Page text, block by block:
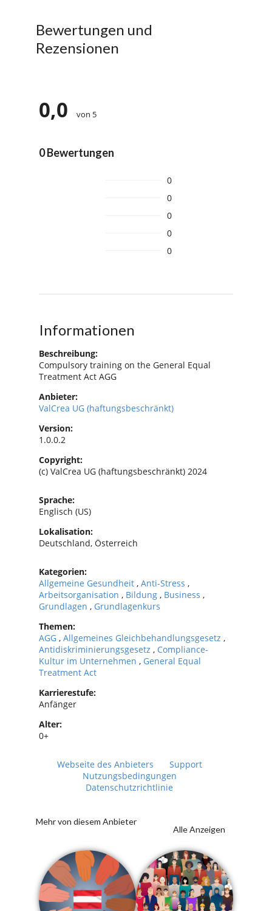
Bewertungen und
Rezensionen
0,0 von 5
0 Bewertungen
0
0
0
0
0
Informationen
Beschreibung:
Compulsory training on the General Equal
Treatment Act AGG
Anbieter:
ValCrea UG (haftungsbeschränkt)
Version:
1.0.0.2
Copyright:
(c) ValCrea UG (haftungsbeschränkt) 2024
Sprache:
Englisch (US)
Lokalisation:
Deutschland, Österreich
Kategorien:
Allgemeine Gesundheit , Anti-Stress ,
Arbeitsorganisation , Bildung , Business ,
Grundlagen , Grundlagenkurs
Themen:
AGG , Allgemeines Gleichbehandlungsgesetz ,
Antidiskriminierungsgesetz , Compliance-
Kultur im Unternehmen , General Equal
Treatment Act
Karrierestufe:
Anfänger
Alter:
0+
Webseite des Anbieters
Support
Nutzungsbedingungen
Datenschutzrichtlinie
Mehr von diesem Anbieter
Alle Anzeigen